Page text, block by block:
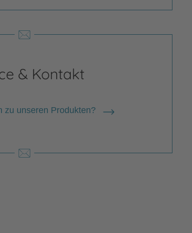
& Kontakt
zu unseren Produkten?